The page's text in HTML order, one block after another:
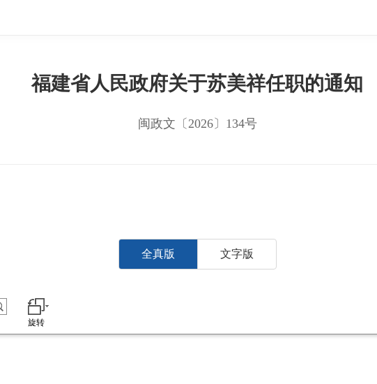
福建省人民政府关于苏美祥任职的通知
闽政文〔2026〕134号
全真版 文字版